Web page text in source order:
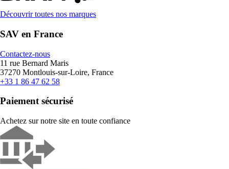
Découvrir toutes nos marques
SAV en France
Contactez-nous
11 rue Bernard Maris
37270 Montlouis-sur-Loire, France
+33 1 86 47 62 58
Paiement sécurisé
Achetez sur notre site en toute confiance